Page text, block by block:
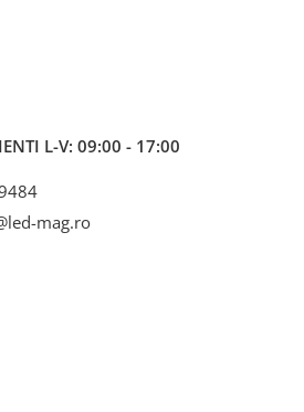
L-V: 09:00 - 17:00
mag.ro